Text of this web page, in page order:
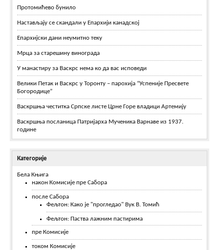
Протомићево бунило
Настављају се скандали у Епархији канадској
Епархијски дани неумитно теку
Мрца за старешину винограда
У манастиру за Васкрс нема ко да вас исповеди
Велики Петак и Васкрс у Торонту – парохија “Успеније Пресвете
Богородице”
Васкршња честитка Српске листе Црне Горе владици Артемију
Васкршња посланица Патријарха Мученика Варнаве из 1937.
године
Категорије
Бела Књига
након Комисије пре Сабора
после Сабора
Фељтон: Како је "прогледао" Вук В. Томић
Фељтон: Паства лажним пастирима
пре Комисије
током Комисије